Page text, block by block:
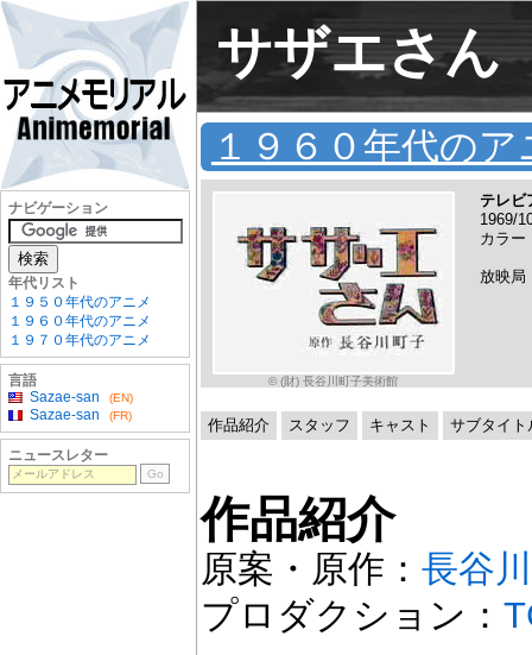
サザエさん
１９６０年代のア
© (財) 長谷川町子美術館
テレビ
1969/
カラー
放映
作品紹介 スタッフ キャスト サブタイト
作品紹介
原案・原作： 長谷
プロダクション：
ナビゲーション
年代リスト
１９５０年代のアニメ
１９６０年代のアニメ
１９７０年代のアニメ
言語
Sazae-san
(EN)
Sazae-san (FR)
ニュースレター